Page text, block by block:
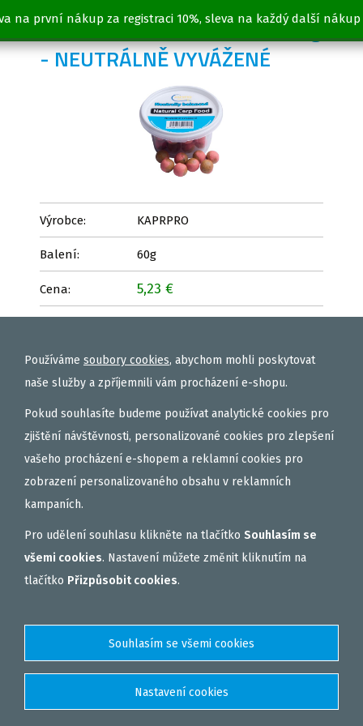
na první nákup za registraci 10%, sleva na každý další nákup
BOILIES SCOPEX & OLIHEŇ 60g
- NEUTRÁLNĚ VYVÁŽENÉ
Výrobce: KAPRPRO
Balení: 60g
Cena: 5,23 €
Používáme soubory cookies, abychom mohli poskytovat
naše služby a zpříjemnili vám procházení e-shopu.
Pokud souhlasíte budeme používat analytické cookies pro
zjištění návštěvnosti, personalizované cookies pro zlepšení
vašeho procházení e-shopem a reklamní cookies pro
zobrazení personalizovaného obsahu v reklamních
kampaních.
Pro udělení souhlasu klikněte na tlačítko Souhlasím se
všemi cookies. Nastavení můžete změnit kliknutím na
tlačítko Přizpůsobit cookies.